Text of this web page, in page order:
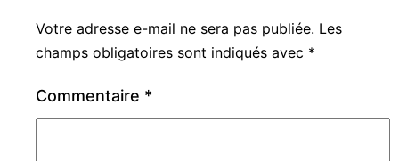
Votre adresse e-mail ne sera pas publiée. Les
champs obligatoires sont indiqués avec *
Commentaire *